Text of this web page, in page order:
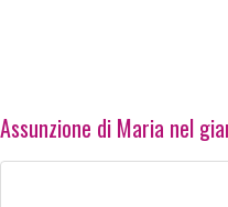
Assunzione di Maria nel